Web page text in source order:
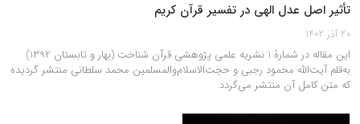
تأثير اصل عدل الهی در تفسير قرآن كريم
20 آذر 1402
این مقاله در شمارۀ 1 نشریه علمی پژوهشی قرآن شناخت (بهار و تابستان 1392)
به‌قلم آیت‌الله محمود رجبی و حجت‌الاسلام‌والمسلمین محمد سلطاني منتشر گردیده
که متن کامل آن منتشر می‌گردد.